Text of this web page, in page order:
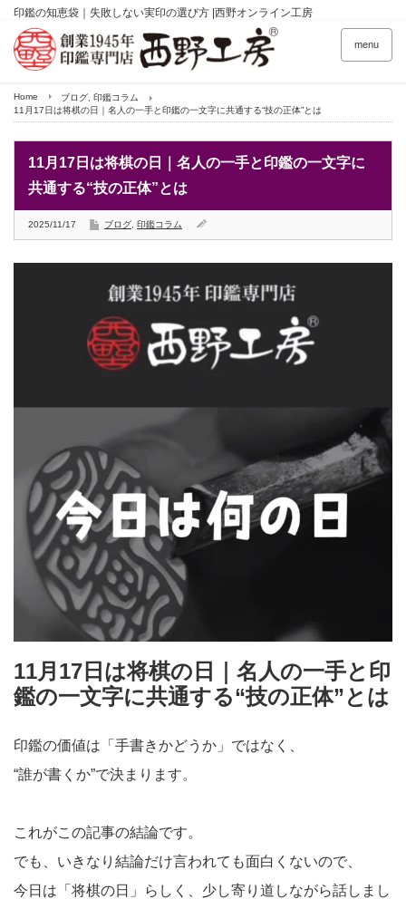
印鑑の知恵袋｜失敗しない実印の選び方 |西野オンライン工房
menu
Home ブログ 印鑑コラム
11月17日は将棋の日｜名人の一手と印鑑の一文字に共通する“技の正体”とは
11月17日は将棋の日｜名人の一手と印鑑の一文字に
共通する“技の正体”とは
2025/11/17 ブログ 印鑑コラム
11月17日は将棋の日｜名人の一手と印
鑑の一文字に共通する“技の正体”とは
印鑑の価値は「手書きかどうか」ではなく、
“誰が書くか”で決まります。
これがこの記事の結論です。
でも、いきなり結論だけ言われても面白くないので、
今日は「将棋の日」らしく、少し寄り道しながら話しまし